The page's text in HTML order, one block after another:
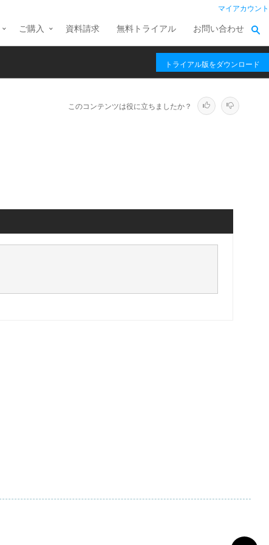
マイアカウント
ご購入 資料請求 無料トライアル お問い合わせ
トライアル版をダウンロード
このコンテンツは役に立ちましたか？